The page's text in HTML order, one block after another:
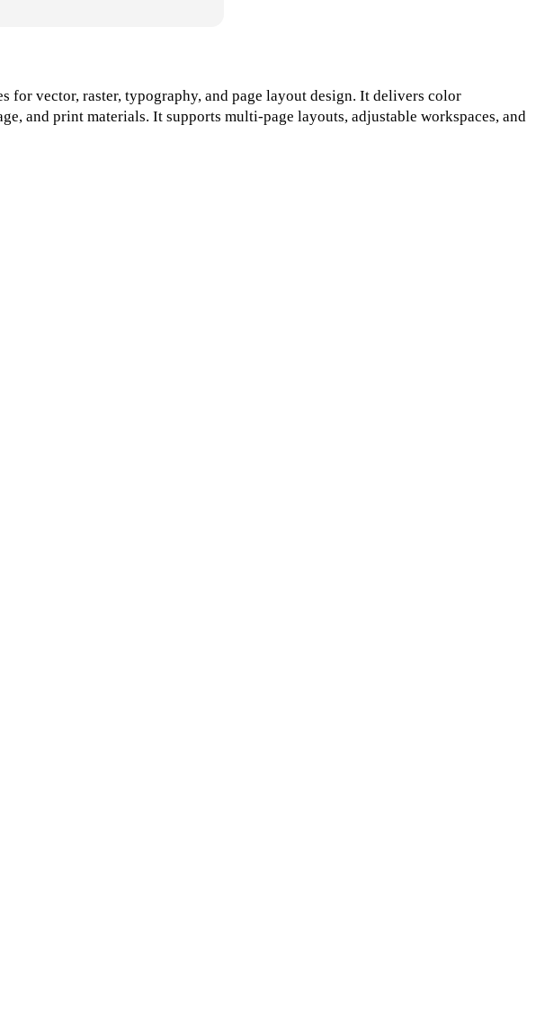
vector, raster, typography, and page layout design. It delivers color
and print materials. It supports multi-page layouts, adjustable workspaces, and